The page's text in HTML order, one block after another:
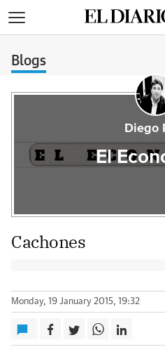
Blogs
Diego
El
Cachones
Monday, 19 January 2015, 19:32